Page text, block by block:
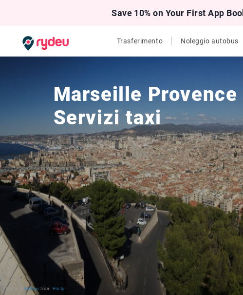
Save 10% on Your First App
Trasferimento Noleggio autobus
Marseille
Servizi taxi
Click by belboo from Flickr